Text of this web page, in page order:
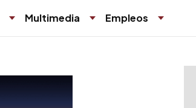
Multimedia Empleos